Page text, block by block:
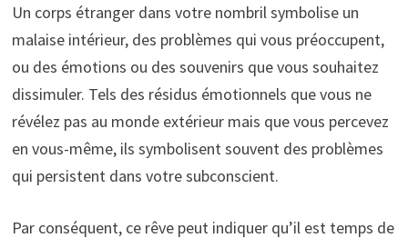
Un corps étranger dans votre nombril symbolise un
malaise intérieur, des problèmes qui vous préoccupent,
ou des émotions ou des souvenirs que vous souhaitez
dissimuler. Tels des résidus émotionnels que vous ne
révélez pas au monde extérieur mais que vous percevez
en vous-même, ils symbolisent souvent des problèmes
qui persistent dans votre subconscient.
Par conséquent, ce rêve peut indiquer qu’il est temps de